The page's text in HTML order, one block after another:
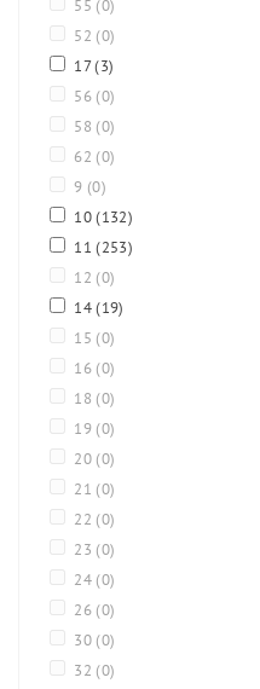
55 (0)
52 (0)
17(3)
56 (0)
58 (0)
62 (0)
9 (0)
10(132)
11(253)
12 (0)
14(19)
15 (0)
16 (0)
18 (0)
19 (0)
20 (0)
21 (0)
22 (0)
23 (0)
24 (0)
26 (0)
30 (0)
32 (0)